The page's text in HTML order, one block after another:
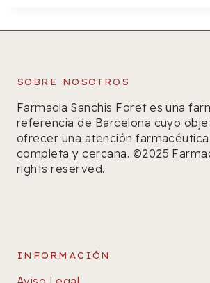
SOBRE NOSOTROS
Farmacia Sanchis Foret es una
referencia de Barcelona cuyo
ofrecer una atención
completa y cercana. ©2025
rights reserved.
INFORMACIÓN